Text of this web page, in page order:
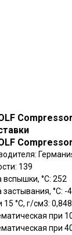
139
°C: 252
°C: -
15 °С, г/см3: 0,848
при
при